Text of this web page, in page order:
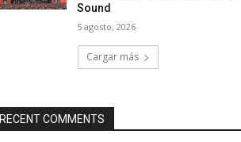
Sound
5 agosto, 2026
Cargar más
RECENT COMMENTS